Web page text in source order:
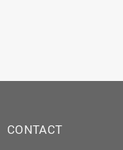
CONTACT